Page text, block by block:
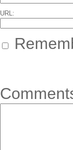
URL: